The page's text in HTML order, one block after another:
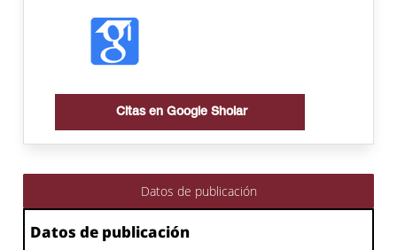
Citas en Google Sholar
Datos de publicación
Datos de publicación